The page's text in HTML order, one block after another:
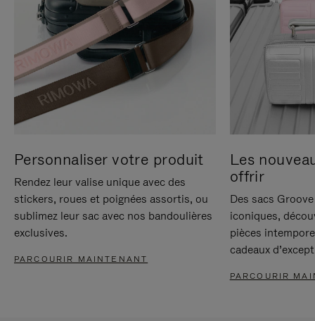
Personnaliser votre produit
Rendez leur valise unique avec des
stickers, roues et poignées assortis, ou
sublimez leur sac avec nos bandoulières
exclusives.
PARCOURIR MAINTENANT
Les
offrir
Des sacs
iconiques,
pièces
cadeaux
PARCOURIR